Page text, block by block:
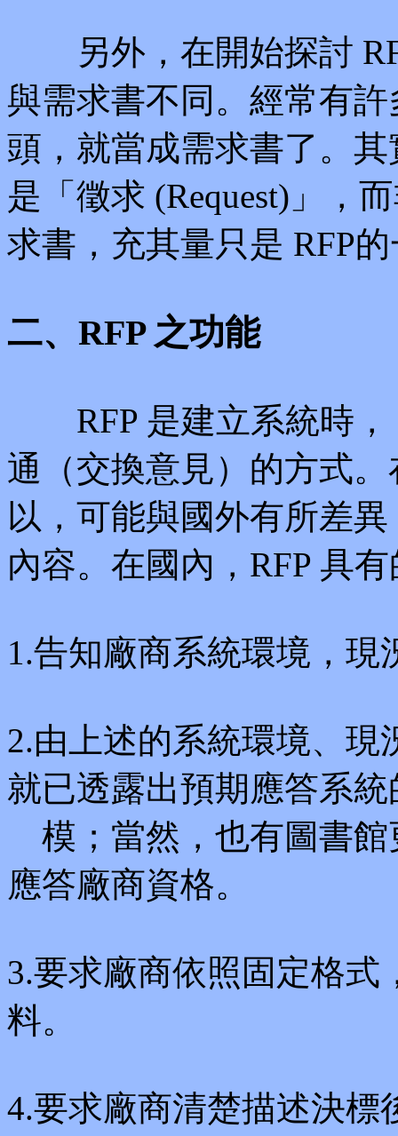
另外，在開始探討
與需求書不同。經常有
頭，就當成需求書了。
是「徵求 (Request)」，
求書，充其量只是 RFP
二、RFP 之功能
RFP 是建立系統時，
通（交換意見）的方式
以，可能與國外有所差
內容。在國內，RFP 具
1.告知廠商系統環境，
2.由上述的系統環境、
就已透露出預期應答系統
模；當然，也有圖書館
應答廠商資格。
3.要求廠商依照固定格
料。
4.要求廠商清楚描述決標